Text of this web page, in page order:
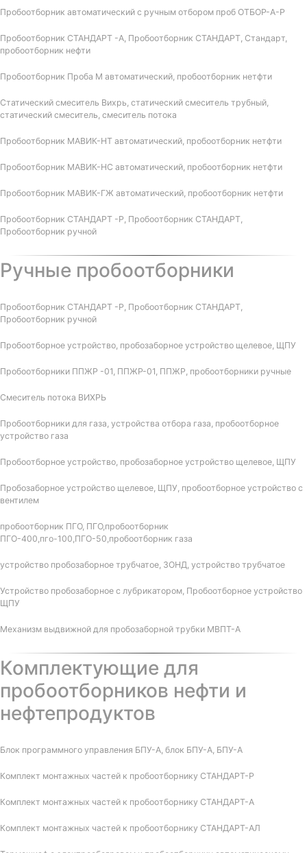
Пробоотборник автоматический с ручным отбором проб ОТБОР-А-Р
Пробоотборник СТАНДАРТ -А, Пробоотборник СТАНДАРТ, Стандарт,
пробоотборник нефти
Пробоотборник Проба М автоматический, пробоотборник нетфти
Статический смеситель Вихрь, статический смеситель трубный,
статический смеситель, смеситель потока
Пробоотборник МАВИК-НТ автоматический, пробоотборник нетфти
Пробоотборник МАВИК-НС автоматический, пробоотборник нетфти
Пробоотборник МАВИК-ГЖ автоматический, пробоотборник нетфти
Пробоотборник СТАНДАРТ -Р, Пробоотборник СТАНДАРТ,
Пробоотборник ручной
Ручные пробоотборники
Пробоотборник СТАНДАРТ -Р, Пробоотборник СТАНДАРТ,
Пробоотборник ручной
Пробоотборное устройство, пробозаборное устройство щелевое, ЩПУ
Пробоотборники ППЖР -01, ППЖР-01, ППЖР, пробоотборники ручные
Смеситель потока ВИХРЬ
Пробоотборники для газа, устройства отбора газа, пробоотборное
устройство газа
Пробоотборное устройство, пробозаборное устройство щелевое, ЩПУ
Пробозаборное устройство щелевое, ЩПУ, пробоотборное устройство с
вентилем
пробоотборник ПГО, ПГО,пробоотборник
ПГО-400,пго-100,ПГО-50,пробоотборник газа
устройство пробозаборное трубчатое, ЗОНД, устройство трубчатое
Устройство пробозаборное с лубрикатором, Пробоотборное устройство
ЩПУ
Механизм выдвижной для пробозаборной трубки МВПТ-А
Комплектующие для
пробоотборников нефти и
нефтепродуктов
Блок программного управления БПУ-А, блок БПУ-А, БПУ-А
Комплект монтажных частей к пробоотборнику СТАНДАРТ-Р
Комплект монтажных частей к пробоотборнику СТАНДАРТ-А
Комплект монтажных частей к пробоотборнику СТАНДАРТ-АЛ